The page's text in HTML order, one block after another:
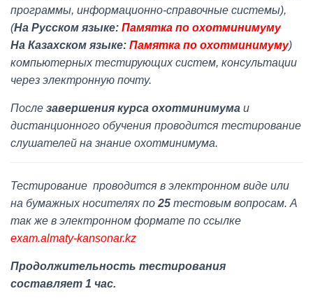
программы, информационно-справочные системы),
(На Русском языке: Памятка по охотминимуму
На Казахском языке: Памятка по охотминимуму)
компьютерных тестирующих систем, консультации
через электронную почту.
После завершения курса охотминимума и
дистанционного обучения проводится тестирование
слушателей на знание охотминимума.
Тестирование проводится в электронном виде или
на бумажных носителях по 25 тестовым вопросам. А
так же в электронном формате по ссылке
exam.almaty-kansonar.kz
Продолжительность тестирования
составляет 1 час.